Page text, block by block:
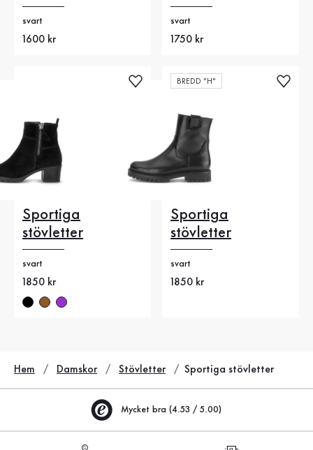
svart
Nytt pris
1600 kr
svart
Nytt pris
1750 kr
Sportiga
stövletter
svart
Nytt pris
1850 kr
BREDD "H"
Sportiga
stövletter
svart
Nytt pris
1850 kr
Hem Damskor Stövletter Sportiga stövletter
Mycket bra (4.53 / 5.00)